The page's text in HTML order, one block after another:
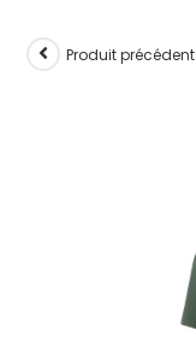
Produit précédent